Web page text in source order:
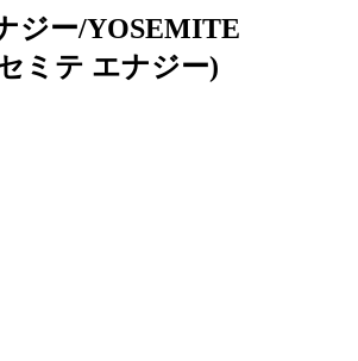
ジー/YOSEMITE
ミテ エナジー)